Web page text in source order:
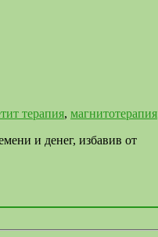
терапия, магнитотерапия
и денег, избавив от